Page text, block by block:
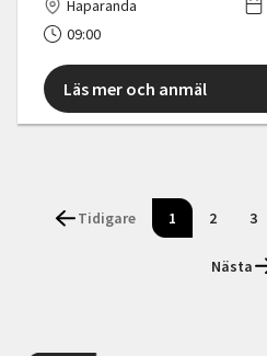
Haparanda
09:00
Läs mer och anmäl
Tidigare 1 2 3
Nästa